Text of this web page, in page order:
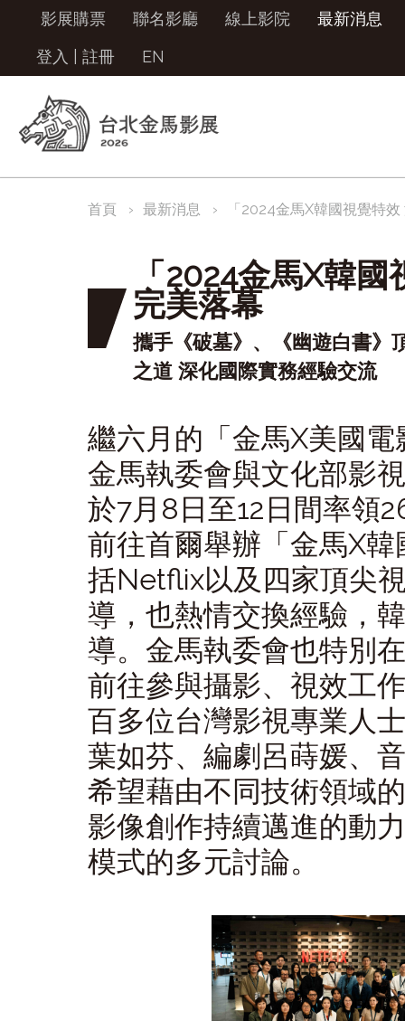
影展購票 聯名影廳 線上影院
最新消息
登入
註冊 EN
首頁 最新消息 「2024金馬X韓國視覺特
「2024金馬X韓
完美落幕
攜手《破墓》、《幽遊白書》
之道 深化國際實務經驗交流
繼六月的「金馬X美國
金馬執委會與文化部影
於7月8日至12日間率領
前往首爾舉辦「金馬X
括Netflix以及四家頂尖
導，也熱情交換經驗，
導。金馬執委會也特別
前往參與攝影、視效工
百多位台灣影視專業人
葉如芬、編劇呂蒔媛、
希望藉由不同技術領域
影像創作持續邁進的動
模式的多元討論。